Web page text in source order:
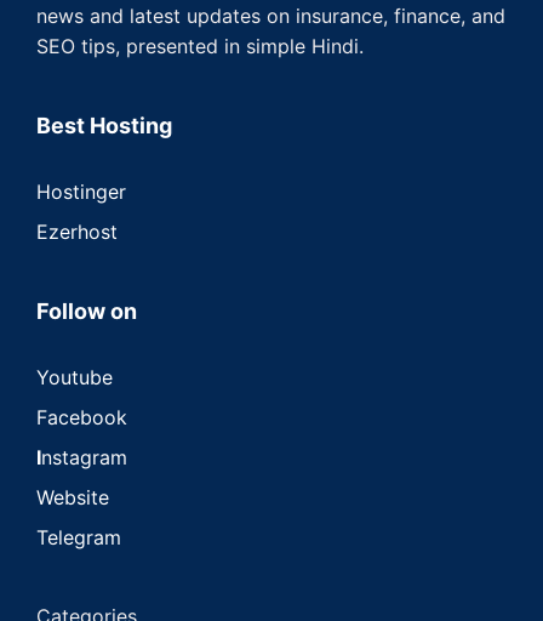
news and latest updates on insurance, finance, and
SEO tips, presented in simple Hindi.
Best Hosting
Hostinger
Ezerhost
Follow on
Youtube
Facebook
Instagram
Website
Telegram